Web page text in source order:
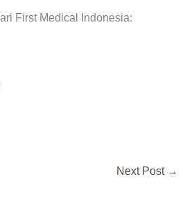
First Medical Indonesia:
Next Post →